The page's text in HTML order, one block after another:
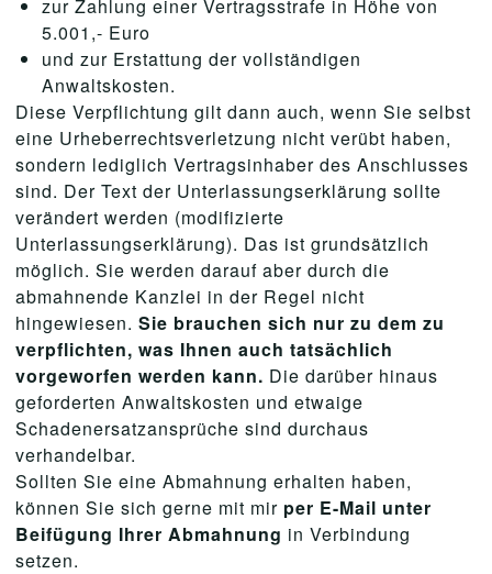
zur Zahlung einer Vertragsstrafe in Höhe von
5.001,- Euro
und zur Erstattung der vollständigen
Anwaltskosten.
Diese Verpflichtung gilt dann auch, wenn Sie selbst
eine Urheberrechtsverletzung nicht verübt haben,
sondern lediglich Vertragsinhaber des Anschlusses
sind. Der Text der Unterlassungserklärung sollte
verändert werden (modifizierte
Unterlassungserklärung). Das ist grundsätzlich
möglich. Sie werden darauf aber durch die
abmahnende Kanzlei in der Regel nicht
hingewiesen. Sie brauchen sich nur zu dem zu
verpflichten, was Ihnen auch tatsächlich
vorgeworfen werden kann. Die darüber hinaus
geforderten Anwaltskosten und etwaige
Schadenersatzansprüche sind durchaus
verhandelbar.
Sollten Sie eine Abmahnung erhalten haben,
können Sie sich gerne mit mir per E-Mail unter
Beifügung Ihrer Abmahnung in Verbindung
setzen.